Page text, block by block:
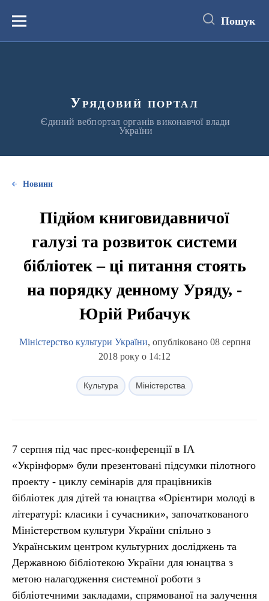
вмістуМеню Пошук
Урядовий портал
Єдиний вебпортал органів виконавчої влади
України
Новини
Підйом книговидавничої
галузі та розвиток системи
бібліотек – ці питання стоять
на порядку денному Уряду, -
Юрій Рибачук
Міністерство культури України, опубліковано 08 серпня
2018 року о 14:12
Культура Міністерства
7 серпня під час прес-конференції в ІА
«Укрінформ» були презентовані підсумки пілотного
проекту - циклу семінарів для працівників
бібліотек для дітей та юнацтва «Орієнтири молоді в
літературі: класики і сучасники», започаткованого
Міністерством культури України спільно з
Українським центром культурних досліджень та
Державною бібліотекою України для юнацтва з
метою налагодження системної роботи з
бібліотечними закладами, спрямованої на залучення